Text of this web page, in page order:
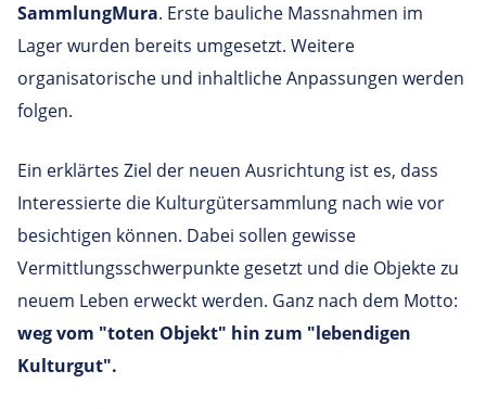
SammlungMura. Erste bauliche Massnahmen im
Lager wurden bereits umgesetzt. Weitere
organisatorische und inhaltliche Anpassungen werden
folgen.
Ein erklärtes Ziel der neuen Ausrichtung ist es, dass
Interessierte die Kulturgütersammlung nach wie vor
besichtigen können. Dabei sollen gewisse
Vermittlungsschwerpunkte gesetzt und die Objekte zu
neuem Leben erweckt werden. Ganz nach dem Motto:
weg vom "toten Objekt" hin zum "lebendigen
Kulturgut".